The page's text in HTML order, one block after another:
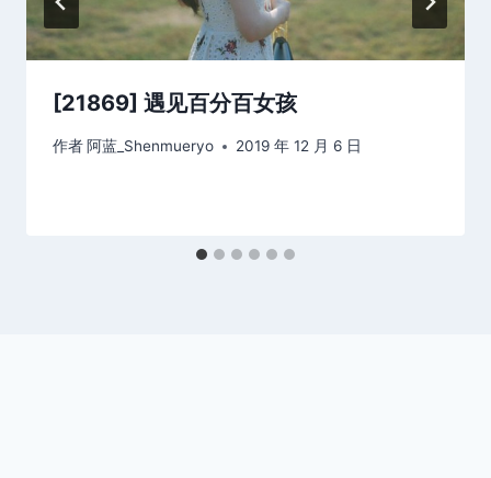
[21869] 遇见百分百女孩
作者 阿蓝_Shenmueryo 2019 年 12 月 6 日